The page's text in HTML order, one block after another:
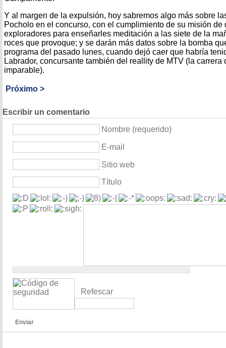
Y al margen de la expulsión, hoy sabremos algo más sobre
Pocholo en el concurso, con el cumplimiento de su misión de
exploradores para enseñarles meditación a las siete de la
roces que provoque; y se darán más datos sobre la bomba
programa del pasado lunes, cuando dejó caer que habría
Labrador, concursante también del reallity de MTV (la carrera
imparable).
Próximo >
Escribir un comentario
Nombre (requerido)
E-mail
Sitio web
Título
Refescar
Enviar